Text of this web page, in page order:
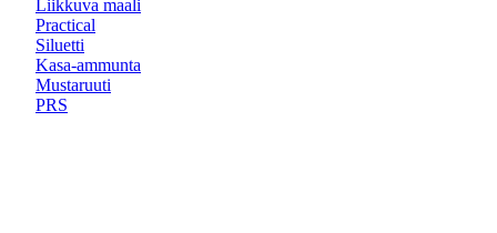
Liikkuva maali
Practical
Siluetti
Kasa-ammunta
Mustaruuti
PRS